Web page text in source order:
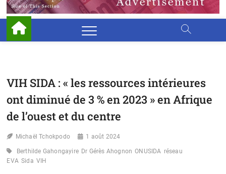
VIH SIDA : « les ressources intérieures
ont diminué de 3 % en 2023 » en Afrique
de l’ouest et du centre
Michaël Tchokpodo 1 août 2024
Berthilde Gahongayire Dr Gérès Ahognon ONUSIDA réseau
EVA Sida VIH